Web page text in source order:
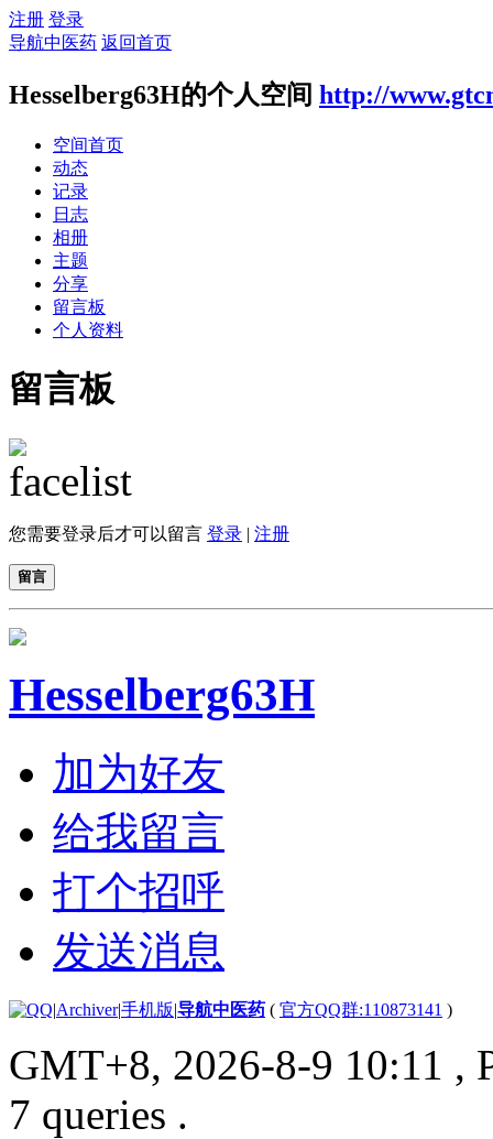
注册 登录
导航中医药 返回首页
Hesselberg63H的个人空间 http://
空间首页
动态
记录
日志
相册
主题
分享
留言板
个人资料
留言板
您需要登录后才可以留言 登录 | 注册
留言
Hesselberg63H
加为好友
给我留言
打个招呼
发送消息
|Archiver|手机版|导航中医药 ( 官方QQ群:110873141 )
GMT+8, 2026-8-9 10:11 ,
7 queries .